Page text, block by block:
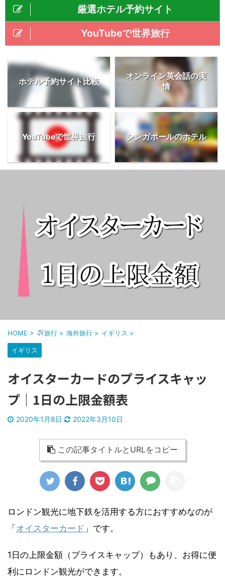
厳選ホテル予約サイト
YouTubeで世界旅行
ホテル予約サイト比較
オンライン英会話の実
情
YouTubeで世界旅行 シンガポールのホテル
HOME > 旅行 > 海外旅行 > イギリス >
イギリス
オイスターカードのプライスキャッ
プ｜1日の上限金額表
2020年1月8日 2022年3月10日
この記事タイトルとURLをコピー
ロンドン観光に地下鉄を活用する方におすすめなのが
「オイスターカード 」です。
1日の上限金額（プライスキャップ）もあり、お得に便
利にロンドン観光ができます。